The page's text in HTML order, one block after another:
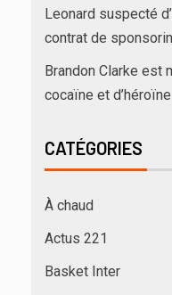
Leonard suspecté
contrat de
Brandon Clarke est
cocaïne et d’héroïne
CATÉGORIES
À chaud
Actus 221
Basket Inter